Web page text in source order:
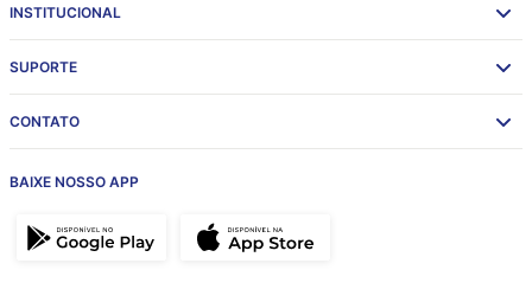
INSTITUCIONAL
SUPORTE
CONTATO
BAIXE NOSSO APP